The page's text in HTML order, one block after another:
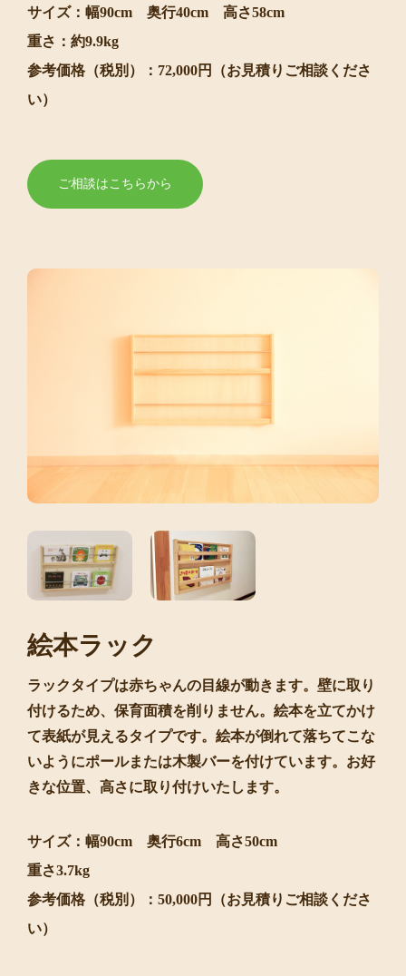
サイズ：幅90cm 奥行40cm 高さ58cm
重さ：約9.9kg
参考価格（税別）：72,000円（お見積りご相談くださ
い）
ご相談はこちらから
絵本ラック
ラックタイプは赤ちゃんの目線が動きます。壁に取り
付けるため、保育面積を削りません。絵本を立てかけ
て表紙が見えるタイプです。絵本が倒れて落ちてこな
いようにポールまたは木製バーを付けています。お好
きな位置、高さに取り付けいたします。
サイズ：幅90cm 奥行6cm 高さ50cm
重さ3.7kg
参考価格（税別）：50,000円（お見積りご相談くださ
い）